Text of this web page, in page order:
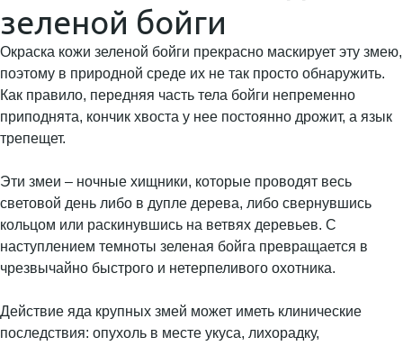
зеленой бойги
Окраска кожи зеленой бойги прекрасно маскирует эту змею,
поэтому в природной среде их не так просто обнаружить.
Как правило, передняя часть тела бойги непременно
приподнята, кончик хвоста у нее постоянно дрожит, а язык
трепещет.
Эти змеи – ночные хищники, которые проводят весь
световой день либо в дупле дерева, либо свернувшись
кольцом или раскинувшись на ветвях деревьев. С
наступлением темноты зеленая бойга превращается в
чрезвычайно быстрого и нетерпеливого охотника.
Действие яда крупных змей может иметь клинические
последствия: опухоль в месте укуса, лихорадку,